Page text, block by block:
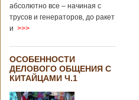
абсолютно все – начиная с
трусов и генераторов, до ракет
и >>>
ОСОБЕННОСТИ
ДЕЛОВОГО ОБЩЕНИЯ С
КИТАЙЦАМИ Ч.1